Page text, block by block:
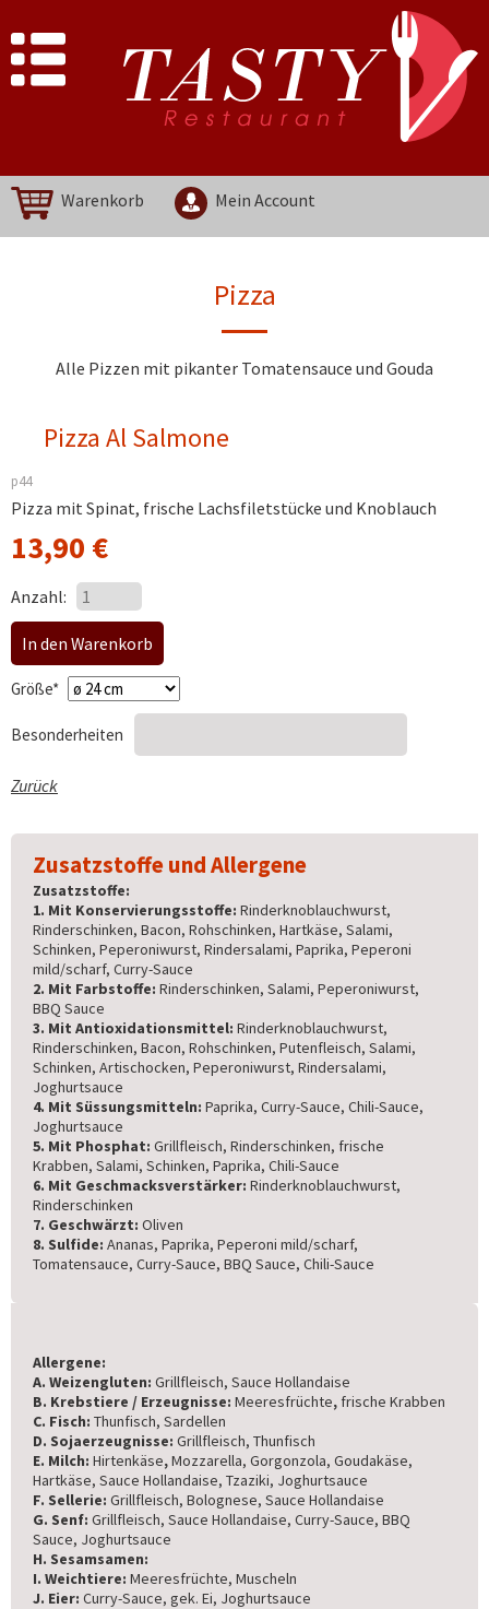
Warenkorb Mein Account
Pizza
Alle Pizzen mit pikanter Tomatensauce und Gouda
Pizza Al Salmone
p44
Pizza mit Spinat, frische Lachsfiletstücke und Knoblauch
13,90 €
Anzahl:
Pflichtfeld
Größe*
Besonderheiten
Zurück
Zusatzstoffe und Allergene
Zusatzstoffe:
1. Mit Konservierungsstoffe: Rinderknoblauchwurst,
Rinderschinken, Bacon, Rohschinken, Hartkäse, Salami,
Schinken, Peperoniwurst, Rindersalami, Paprika, Peperoni
mild/scharf, Curry-Sauce
2. Mit Farbstoffe: Rinderschinken, Salami, Peperoniwurst,
BBQ Sauce
3. Mit Antioxidationsmittel: Rinderknoblauchwurst,
Rinderschinken, Bacon, Rohschinken, Putenfleisch, Salami,
Schinken, Artischocken, Peperoniwurst, Rindersalami,
Joghurtsauce
4. Mit Süssungsmitteln: Paprika, Curry-Sauce, Chili-Sauce,
Joghurtsauce
5. Mit Phosphat: Grillfleisch, Rinderschinken, frische
Krabben, Salami, Schinken, Paprika, Chili-Sauce
6. Mit Geschmacksverstärker: Rinderknoblauchwurst,
Rinderschinken
7. Geschwärzt: Oliven
8. Sulfide: Ananas, Paprika, Peperoni mild/scharf,
Tomatensauce, Curry-Sauce, BBQ Sauce, Chili-Sauce
Allergene:
A. Weizengluten: Grillfleisch, Sauce Hollandaise
B. Krebstiere / Erzeugnisse: Meeresfrüchte, frische Krabben
C. Fisch: Thunfisch, Sardellen
D. Sojaerzeugnisse: Grillfleisch, Thunfisch
E. Milch: Hirtenkäse,Mozzarella, Gorgonzola, Goudakäse,
Hartkäse, Sauce Hollandaise, Tzaziki, Joghurtsauce
F. Sellerie: Grillfleisch, Bolognese, Sauce Hollandaise
G. Senf: Grillfleisch, Sauce Hollandaise, Curry-Sauce, BBQ
Sauce, Joghurtsauce
H. Sesamsamen:
I. Weichtiere: Meeresfrüchte, Muscheln
J. Eier: Curry-Sauce, gek. Ei, Joghurtsauce